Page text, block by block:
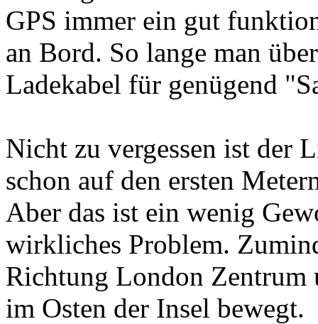
GPS immer ein gut
an Bord. So lange man
Ladekabel für genügend
Nicht zu vergessen ist der
schon auf den ersten
Aber das ist ein wenig
wirkliches Problem.
Richtung London Zentrum
im Osten der Insel bewegt.